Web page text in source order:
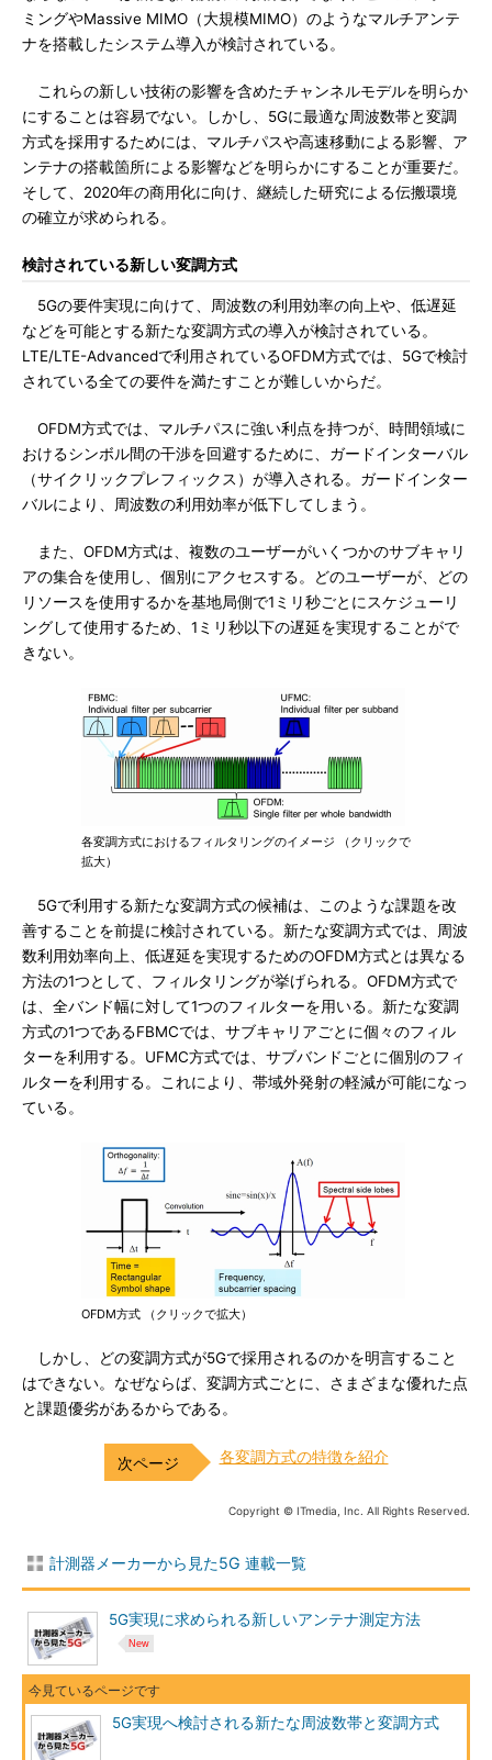
ミングやMassive MIMO（大規模MIMO）のようなマルチアンテ
ナを搭載したシステム導入が検討されている。
これらの新しい技術の影響を含めたチャンネルモデルを明らか
にすることは容易でない。しかし、5Gに最適な周波数帯と変調
方式を採用するためには、マルチパスや高速移動による影響、ア
ンテナの搭載箇所による影響などを明らかにすることが重要だ。
そして、2020年の商用化に向け、継続した研究による伝搬環境
の確立が求められる。
検討されている新しい変調方式
5Gの要件実現に向けて、周波数の利用効率の向上や、低遅延
などを可能とする新たな変調方式の導入が検討されている。
LTE/LTE-Advancedで利用されているOFDM方式では、5Gで検討
されている全ての要件を満たすことが難しいからだ。
OFDM方式では、マルチパスに強い利点を持つが、時間領域に
おけるシンボル間の干渉を回避するために、ガードインターバル
（サイクリックプレフィックス）が導入される。ガードインター
バルにより、周波数の利用効率が低下してしまう。
また、OFDM方式は、複数のユーザーがいくつかのサブキャリ
アの集合を使用し、個別にアクセスする。どのユーザーが、どの
リソースを使用するかを基地局側で1ミリ秒ごとにスケジューリ
ングして使用するため、1ミリ秒以下の遅延を実現することがで
きない。
各変調方式におけるフィルタリングのイメージ （クリックで
拡大）
5Gで利用する新たな変調方式の候補は、このような課題を改
善することを前提に検討されている。新たな変調方式では、周波
数利用効率向上、低遅延を実現するためのOFDM方式とは異なる
方法の1つとして、フィルタリングが挙げられる。OFDM方式で
は、全バンド幅に対して1つのフィルターを用いる。新たな変調
方式の1つであるFBMCでは、サブキャリアごとに個々のフィル
ターを利用する。UFMC方式では、サブバンドごとに個別のフィ
ルターを利用する。これにより、帯域外発射の軽減が可能になっ
ている。
OFDM方式 （クリックで拡大）
しかし、どの変調方式が5Gで採用されるのかを明言すること
はできない。なぜならば、変調方式ごとに、さまざまな優れた点
と課題優劣があるからである。
各変調方式の特徴を紹介
Copyright © ITmedia, Inc. All Rights Reserved.
計測器メーカーから見た5G 連載一覧
5G実現に求められる新しいアンテナ測定方法
5G実現へ検討される新たな周波数帯と変調方式